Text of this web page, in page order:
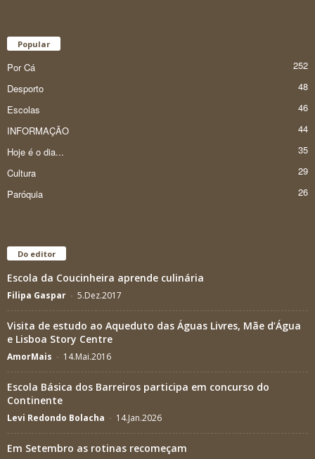
Popular
Por Cá
252
Desporto
48
Escolas
46
INFORMAÇÃO
44
Hoje é o dia...
35
Cultura
29
Paróquia
26
Do editor
Escola da Coucinheira aprende culinária
Filipa Gaspar - 5.Dez.2017
Visita de estudo ao Aqueduto das Águas Livres, Mãe d’Água
e Lisboa Story Centre
AmorMais - 14.Mai.2016
Escola Básica dos Barreiros participa em concurso do
Continente
Levi Redondo Bolacha - 14.Jan.2026
Em Setembro as rotinas recomeçam